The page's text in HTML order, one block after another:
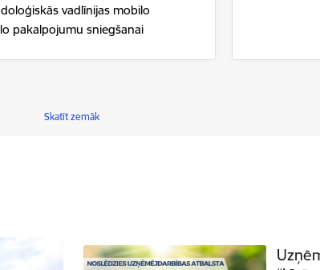
vadlīnijas mobilo
pakalpojumu sniegšanai
Skatīt zemāk